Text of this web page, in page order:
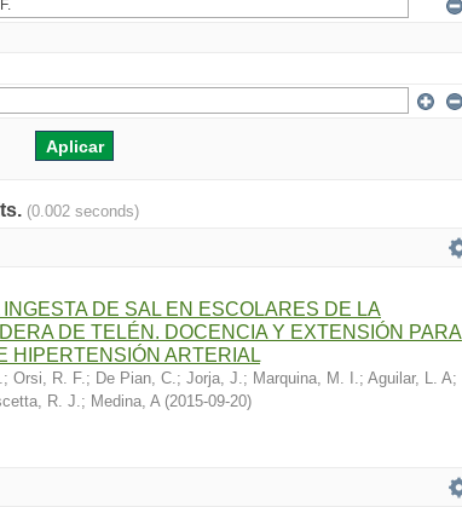
(0.002 seconds)
DE SAL EN ESCOLARES DE LA
DE TELÉN. DOCENCIA Y EXTENSIÓN PARA
HIPERTENSIÓN ARTERIAL
; Orsi, R. F.; De Pian, C.; Jorja, J.; Marquina, M. I.; Aguilar, L. A;
R. J.; Medina, A (2015-09-20)